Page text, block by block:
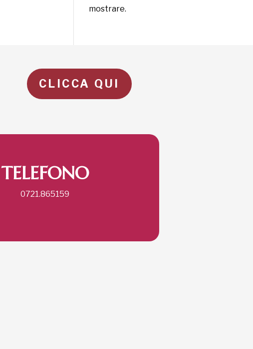
mostrare.
CLICCA QUI
TELEFONO
0721.865159